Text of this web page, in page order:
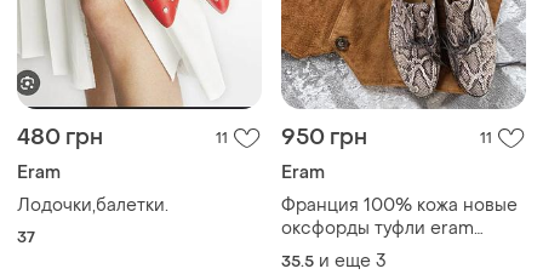
480 грн 11
Eram
Лодочки,балетки.
37
950 грн 11
Eram
Франция 100% кожа новые
оксфорды туфли eram
"змеиная кожа"
35.5 и еще 3